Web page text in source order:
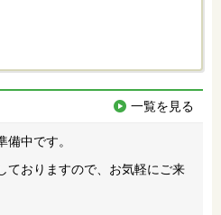
一覧を見る
中です。
ておりますので、お気軽にご来